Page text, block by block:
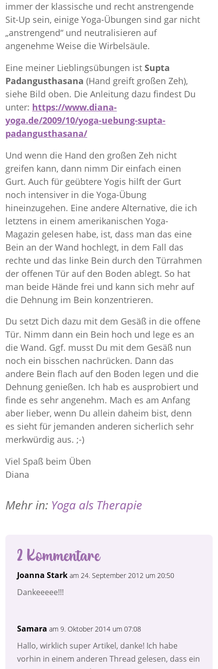
immer der klassische und recht anstrengende
Sit-Up sein, einige Yoga-Übungen sind gar nicht
„anstrengend“ und neutralisieren auf
angenehme Weise die Wirbelsäule.
Eine meiner Lieblingsübungen istSupta
Padangusthasana (Hand greift großen Zeh),
siehe Bild oben. Die Anleitung dazu findest Du
unter: https://www.diana-
yoga.de/2009/10/yoga-uebung-supta-
padangusthasana/
Und wenn die Hand den großen Zeh nicht
greifen kann, dann nimm Dir einfach einen
Gurt. Auch für geübtere Yogis hilft der Gurt
noch intensiver in die Yoga-Übung
hineinzugehen. Eine andere Alternative, die ich
letztens in einem amerikanischen Yoga-
Magazin gelesen habe, ist, dass man das eine
Bein an der Wand hochlegt, in dem Fall das
rechte und das linke Bein durch den Türrahmen
der offenen Tür auf den Boden ablegt. So hat
man beide Hände frei und kann sich mehr auf
die Dehnung im Bein konzentrieren.
Du setzt Dich dazu mit dem Gesäß in die offene
Tür. Nimm dann ein Bein hoch und lege es an
die Wand. Ggf. musst Du mit dem Gesäß nun
noch ein bisschen nachrücken. Dann das
andere Bein flach auf den Boden legen und die
Dehnung genießen. Ich hab es ausprobiert und
finde es sehr angenehm. Mach es am Anfang
aber lieber, wenn Du allein daheim bist, denn
es sieht für jemanden anderen sicherlich sehr
merkwürdig aus. ;-)
Viel Spaß beim Üben
Diana
Mehr in: Yoga als Therapie
2 Kommentare
Joanna Stark am 24. September 2012 um 20:50
Dankeeeee!!!
Samara am 9. Oktober 2014 um 07:08
Hallo, wirklich super Artikel, danke! Ich habe
vorhin in einem anderen Thread gelesen, dass ein